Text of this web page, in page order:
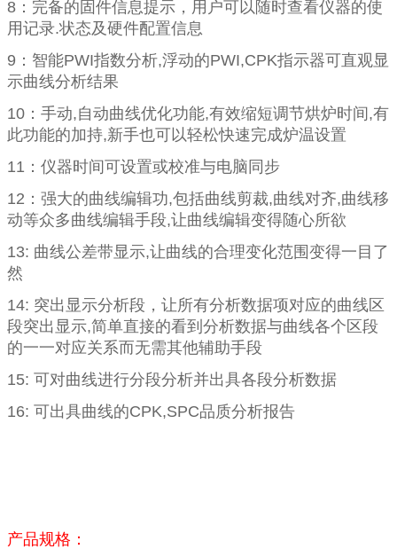
8 ：完备的固件信息提示，用户可以随时查看仪器的使
用记录.状态及硬件配置信息
9 ：智能PWI指数分析,浮动的PWI,CPK指示器可直观显
示曲线分析结果
10 ：手动,自动曲线优化功能,有效缩短调节烘炉时间,有
此功能的加持,新手也可以轻松快速完成炉温设置
11 ：仪器时间可设置或校准与电脑同步
12 ：强大的曲线编辑功,包括曲线剪裁,曲线对齐,曲线移
动等众多曲线编辑手段,让曲线编辑变得随心所欲
13: 曲线公差带显示,让曲线的合理变化范围变得一目了
然
14: 突出显示分析段，让所有分析数据项对应的曲线区
段突出显示,简单直接的看到分析数据与曲线各个区段
的一一对应关系而无需其他辅助手段
15: 可对曲线进行分段分析并出具各段分析数据
16: 可出具曲线的CPK,SPC品质分析报告
产品规格：